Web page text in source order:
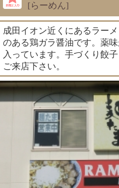
[らーめん]
成田イオン近くにあるラー
のある鶏ガラ醤油です。薬
入っています。手づくり餃
ご来店下さい。